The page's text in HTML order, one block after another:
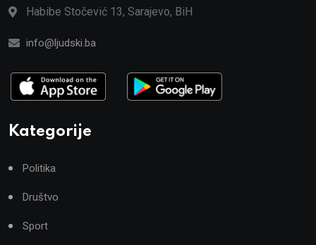
Habibe Stočević 13, Sarajevo, BiH
info@ljudski.ba
Kategorije
Politika
Društvo
Sport